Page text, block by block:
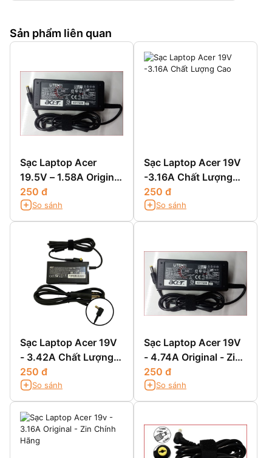
Sản phẩm liên quan
Sạc Laptop Acer
19.5V – 1.58A Original
- Zin Chính Hãng
250 đ
So sánh
Sạc Laptop Acer 19V
-3.16A Chất Lượng
Cao
250 đ
So sánh
Sạc Laptop Acer 19V
- 3.42A Chất Lượng
Cao
250 đ
So sánh
Sạc Laptop Acer 19V
- 4.74A Original - Zin
Chính Hãng
250 đ
So sánh